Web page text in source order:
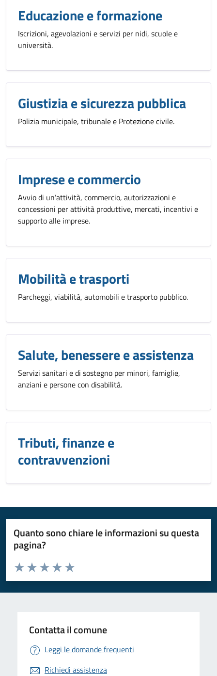
Educazione e formazione
Iscrizioni, agevolazioni e servizi per nidi, scuole e
università.
Giustizia e sicurezza pubblica
Polizia municipale, tribunale e Protezione civile.
Imprese e commercio
Avvio di un’attività, commercio, autorizzazioni e
concessioni per attività produttive, mercati, incentivi e
supporto alle imprese.
Mobilità e trasporti
Parcheggi, viabilità, automobili e trasporto pubblico.
Salute, benessere e assistenza
Servizi sanitari e di sostegno per minori, famiglie,
anziani e persone con disabilità.
Tributi, finanze e
contravvenzioni
Quanto sono chiare le informazioni su questa
pagina?
Valuta da 1 a 5 stelle la pagina
Valuta 5 stelle su 5
Valuta 4 stelle su 5
Valuta 3 stelle su 5
Valuta 2 stelle su 5
Valuta 1 stelle su 5
Contatta il comune
Leggi le domande frequenti
Richiedi assistenza